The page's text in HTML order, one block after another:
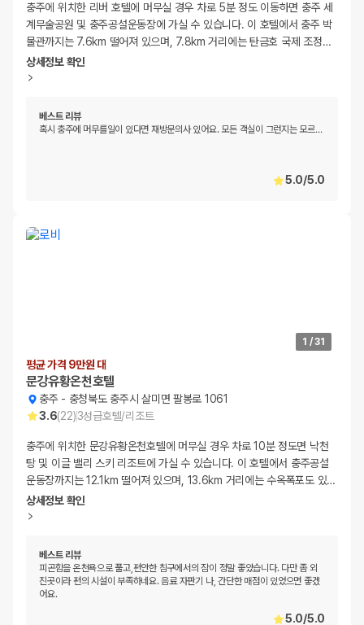
충주에 위치한 리버 호텔에 머무실 경우 차로 5분 정도 이동하면 충주 세
계무술공원 및 충주공설운동장에 가실 수 있습니다. 이 호텔에서 충주 박
물관까지는 7.6km 떨어져 있으며, 7.8km 거리에는 탄금호 국제 조정…
상세정보 확인
베스트 리뷰
혹시 충주에 머무를일이 있다면 재방문의사 있어요. 모든 객실이 그런지는 모르…
5.0/5.0
1 /31
평균 가격 9만원 대
문강유황온천호텔
충주 - 충청북도 충주시 살미면 팔봉로 1061
3.6(22)3성급호텔/리조트
충주에 위치한 문강유황온천호텔에 머무실 경우 차로 10분 정도면 낙천
탕 및 이글 밸리 스키 리조트에 가실 수 있습니다. 이 호텔에서 충주공설
운동장까지는 12.1km 떨어져 있으며, 13.6km 거리에는 수옥폭포도 있…
상세정보 확인
베스트 리뷰
피곤함을 온천욕으로 풀고,편안한 침구에서의 잠이 정말 좋았습니다. 다만 좀 외
진곳이라 편의 시설이 부족하네요. 음료 자판기 나, 간단한 매점이 있었으면 좋겠
어요.
5.0/5.0